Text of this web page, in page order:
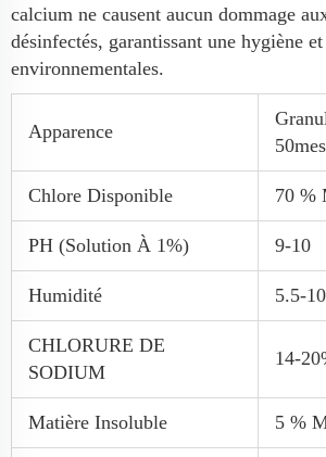
calcium ne causent aucun dommage
désinfectés, garantissant une hygiène
environnementales.
Apparence
Chlore Disponible 70 %
PH (solution À 1%) 9-10
Humidité 5.5-
CHLORURE DE
SODIUM
14-
Matière Insoluble 5 %